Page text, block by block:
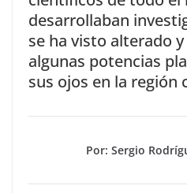
desarrollaban
se ha visto alterado
algunas potencias
sus ojos en la región
Por: Sergio